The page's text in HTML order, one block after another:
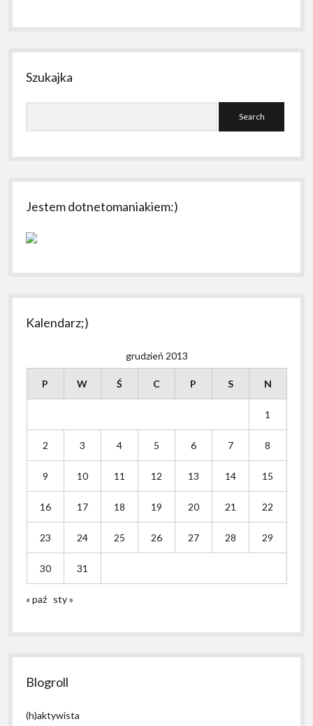
Szukajka
Jestem dotnetomaniakiem:)
Kalendarz;)
grudzień 2013
P W Ś C P S N
1
2 3 4 5 6 7 8
9 10 11 12 13 14 15
16 17 18 19 20 21 22
23 24 25 26 27 28 29
30 31
« paź sty »
Blogroll
(h)aktywista